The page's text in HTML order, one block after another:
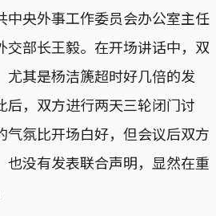
中央外事工作委员会办公室主任
交部长王毅。在开场讲话中，双
尤其是杨洁篪超时好几倍的发
后，双方进行两天三轮闭门讨
气氛比开场白好，但会议后双方
也没有发表联合声明，显然在重